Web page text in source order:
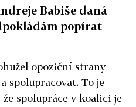
Babiše daná
popírat
opoziční strany
spolupracovat. To je
spolupráce v koalici je